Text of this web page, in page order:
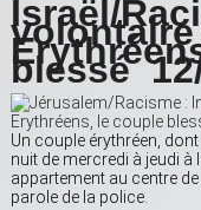
Israël/
blessé
Un couple érythréen,
nuit de mercredi à jeudi à
appartement au centre
parole de la police.